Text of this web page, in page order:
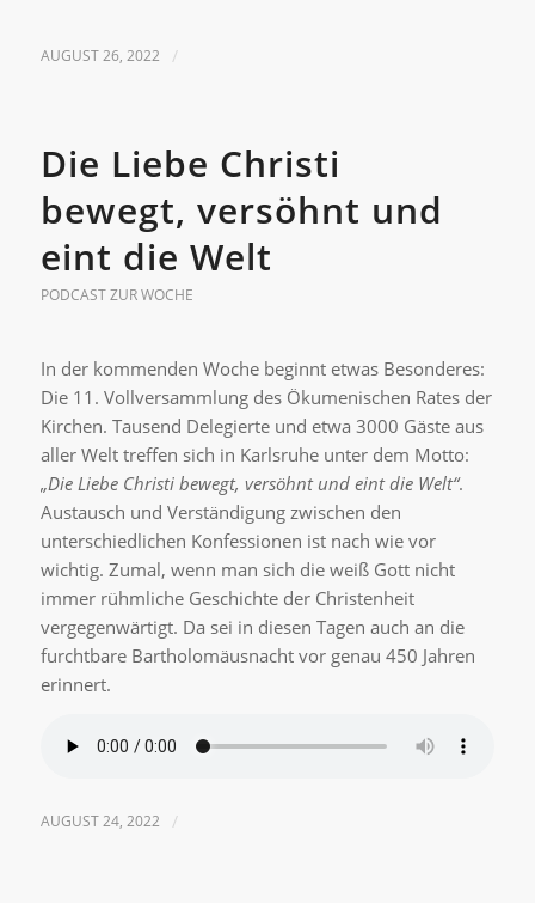
AUGUST 26, 2022 /
Die Liebe Christi
bewegt, versöhnt und
eint die Welt
PODCAST ZUR WOCHE
In der kommenden Woche beginnt etwas Besonderes:
Die 11. Vollversammlung des Ökumenischen Rates der
Kirchen. Tausend Delegierte und etwa 3000 Gäste aus
aller Welt treffen sich in Karlsruhe unter dem Motto:
„Die Liebe Christi bewegt, versöhnt und eint die Welt“.
Austausch und Verständigung zwischen den
unterschiedlichen Konfessionen ist nach wie vor
wichtig. Zumal, wenn man sich die weiß Gott nicht
immer rühmliche Geschichte der Christenheit
vergegenwärtigt. Da sei in diesen Tagen auch an die
furchtbare Bartholomäusnacht vor genau 450 Jahren
erinnert.
AUGUST 24, 2022 /